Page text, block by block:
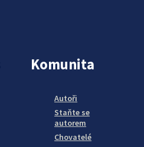
Komunita
Autoři
Staňte se
autorem
Chovatelé